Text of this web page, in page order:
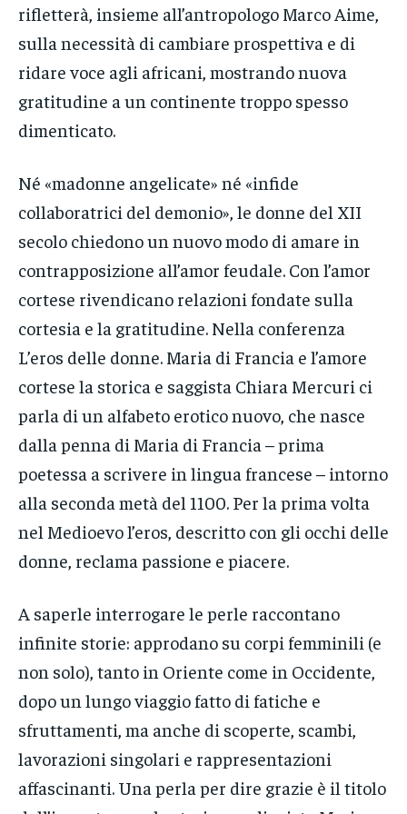
rifletterà, insieme all’antropologo Marco Aime,
sulla necessità di cambiare prospettiva e di
ridare voce agli africani, mostrando nuova
gratitudine a un continente troppo spesso
dimenticato.
Né «madonne angelicate» né «infide
collaboratrici del demonio», le donne del XII
secolo chiedono un nuovo modo di amare in
contrapposizione all’amor feudale. Con l’amor
cortese rivendicano relazioni fondate sulla
cortesia e la gratitudine. Nella conferenza
L’eros delle donne. Maria di Francia e l’amore
cortese la storica e saggista Chiara Mercuri ci
parla di un alfabeto erotico nuovo, che nasce
dalla penna di Maria di Francia – prima
poetessa a scrivere in lingua francese – intorno
alla seconda metà del 1100. Per la prima volta
nel Medioevo l’eros, descritto con gli occhi delle
donne, reclama passione e piacere.
A saperle interrogare le perle raccontano
infinite storie: approdano su corpi femminili (e
non solo), tanto in Oriente come in Occidente,
dopo un lungo viaggio fatto di fatiche e
sfruttamenti, ma anche di scoperte, scambi,
lavorazioni singolari e rappresentazioni
affascinanti. Una perla per dire grazie è il titolo